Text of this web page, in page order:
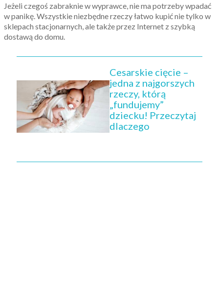
Jeżeli czegoś zabraknie w wyprawce, nie ma potrzeby wpadać
w panikę. Wszystkie niezbędne rzeczy łatwo kupić nie tylko w
sklepach stacjonarnych, ale także przez Internet z szybką
dostawą do domu.
Cesarskie cięcie –
jedna z najgorszych
rzeczy, którą
„fundujemy”
dziecku! Przeczytaj
dlaczego